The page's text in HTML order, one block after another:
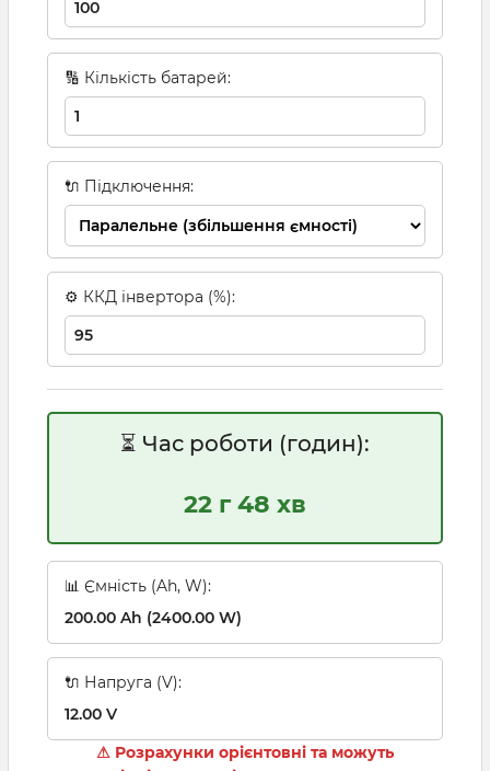
🔢 Кількість батарей:
🔌 Підключення:
⚙ ККД інвертора (%):
⏳ Час роботи (годин):
22 г 48 хв
📊 Ємність (Ah, W):
200.00 Ah (2400.00 W)
🔌 Напруга (V):
12.00 V
⚠ Розрахунки орієнтовні та можуть